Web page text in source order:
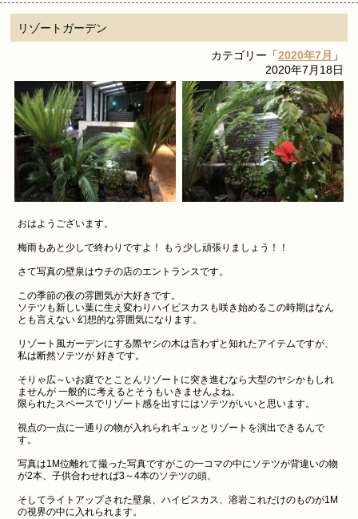
リゾートガーデン
カテゴリー「2020年7月 」
2020年7月18日
おはようございます。
梅雨もあと少しで終わりですよ！ もう少し頑張りましょう！！
さて写真の壁泉はウチの店のエントランスです。
この季節の夜の雰囲気が大好きです。
ソテツも新しい葉に生え変わりハイビスカスも咲き始めるこの時期はなん
とも言えない 幻想的な雰囲気になります。
リゾート風ガーデンにする際ヤシの木は言わずと知れたアイテムですが、
私は断然ソテツが 好きです。
そりゃ広～いお庭でとことんリゾートに突き進むなら大型のヤシかもしれ
ませんが 一般的に考えるとそうもいきませんよね。
限られたスペースでリゾート感を出すにはソテツがいいと思います。
視点の一点に一通りの物が入れられギュッとリゾートを演出できるんで
す。
写真は1M位離れて撮った写真ですがこの一コマの中にソテツが背違いの物
が2本、子供合わせれば3～4本のソテツの頭、
そしてライトアップされた壁泉、ハイビスカス、溶岩これだけのものが1M
の視界の中に入れられます。